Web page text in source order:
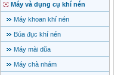
Máy và dụng cụ khí nén
Máy khoan khí nén
Búa đục khí nén
Máy mài dũa
Máy chà nhám